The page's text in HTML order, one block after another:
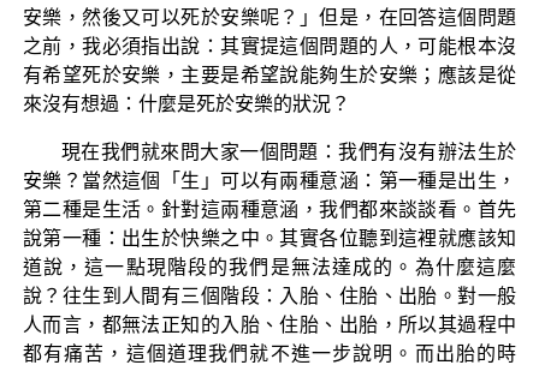
安樂，然後又可以死於安樂呢？」但是，在回答這個問題
之前，我必須指出說：其實提這個問題的人，可能根本沒
有希望死於安樂，主要是希望說能夠生於安樂；應該是從
來沒有想過：什麼是死於安樂的狀況？
現在我們就來問大家一個問題：我們有沒有辦法生於
安樂？當然這個「生」可以有兩種意涵：第一種是出生，
第二種是生活。針對這兩種意涵，我們都來談談看。首先
說第一種：出生於快樂之中。其實各位聽到這裡就應該知
道說，這一點現階段的我們是無法達成的。為什麼這麼
說？往生到人間有三個階段：入胎、住胎、出胎。對一般
人而言，都無法正知的入胎、住胎、出胎，所以其過程中
都有痛苦，這個道理我們就不進一步說明。而出胎的時